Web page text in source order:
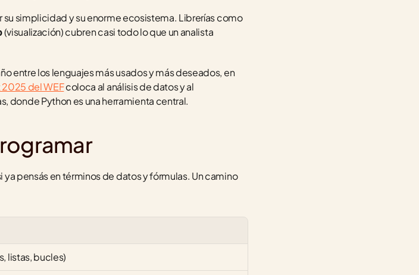
Python se volvió el lenguaje estándar del análisis de datos por su simplicidad y su enorme ecosistema. Librerías como
(visualización) cubren casi todo lo que un analista
entre los lenguajes más usados y más deseados, en
2025 del WEF coloca al análisis de datos y al
donde Python es una herramienta central.
pensás en términos de datos y fórmulas. Un camino
listas, bucles)